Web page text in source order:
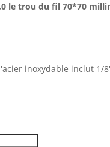
le trou du fil 70*70
inoxydable inclut 1/